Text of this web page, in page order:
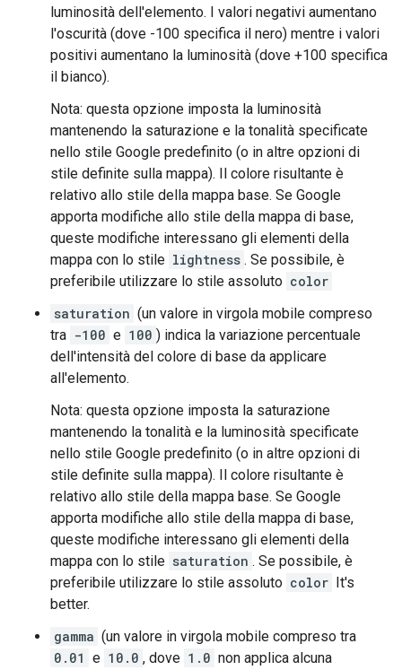
luminosità dell'elemento. I valori negativi aumentano
l'oscurità (dove -100 specifica il nero) mentre i valori
positivi aumentano la luminosità (dove +100 specifica
il bianco).
Nota: questa opzione imposta la luminosità
mantenendo la saturazione e la tonalità specificate
nello stile Google predefinito (o in altre opzioni di
stile definite sulla mappa). Il colore risultante è
relativo allo stile della mappa base. Se Google
apporta modifiche allo stile della mappa di base,
queste modifiche interessano gli elementi della
mappa con lo stile lightness . Se possibile, è
preferibile utilizzare lo stile assoluto color
saturation (un valore in virgola mobile compreso
tra -100 e 100 ) indica la variazione percentuale
dell'intensità del colore di base da applicare
all'elemento.
Nota: questa opzione imposta la saturazione
mantenendo la tonalità e la luminosità specificate
nello stile Google predefinito (o in altre opzioni di
stile definite sulla mappa). Il colore risultante è
relativo allo stile della mappa base. Se Google
apporta modifiche allo stile della mappa di base,
queste modifiche interessano gli elementi della
mappa con lo stile saturation . Se possibile, è
preferibile utilizzare lo stile assoluto color It's
better.
gamma (un valore in virgola mobile compreso tra
0.01 e 10.0 , dove 1.0 non applica alcuna